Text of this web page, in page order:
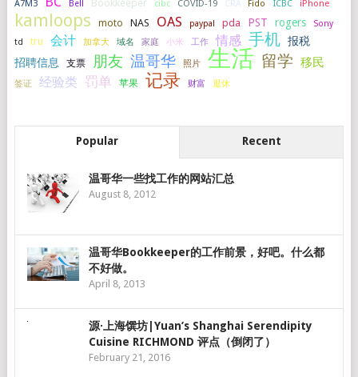
A7M3 Bell Bookkeeper cibc COVID-19 CRA Fido ICBC iPhone
kamloops moto NAS OAS paypal pda PST rogers
Sony
td
tru 会计 加拿大 域名 家庭 小米 工作 情感 手机 报税
招聘信息
支票 朋友 温哥华 照片 生活 留学 移民
签证 经验类 罚单 苹果 记录 财富 退休
Popular Recent
温哥华一些找工作的网站汇总
August 8, 2012
温哥华Bookkeeper的工作前景，好吧。什么都
不好做。
April 8, 2013
源·上海馔坊|Yuan’s Shanghai Serendipity
Cuisine RICHMOND 评点（倒闭了）
February 21, 2016